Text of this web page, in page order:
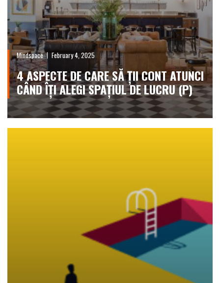
Mindspace February 4, 2025
4 ASPECTE DE CARE SĂ ȚII CONT ATUNCI
CÂND ÎȚI ALEGI SPAȚIUL DE LUCRU (P)